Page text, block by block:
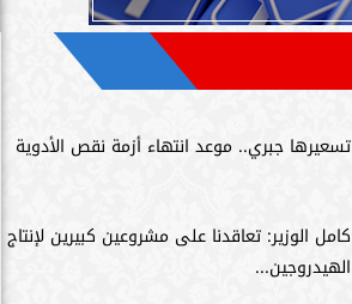
تسعيرها جبري.. موعد انتهاء أزمة نقص الأدوية
كامل الوزير: تعاقدنا على مشروعين كبيرين لإنتاج
الهيدروجين...